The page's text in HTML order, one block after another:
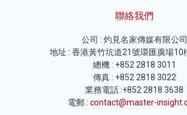
聯絡我們
公司 : 灼見名家傳媒有限公司
地址 : 香港黃竹坑道21號環匯廣場10
總機 : +852 2818 3011
傳真 : +852 2818 3022
業務電話 :+852 2818 3638
電郵 : contact@master-